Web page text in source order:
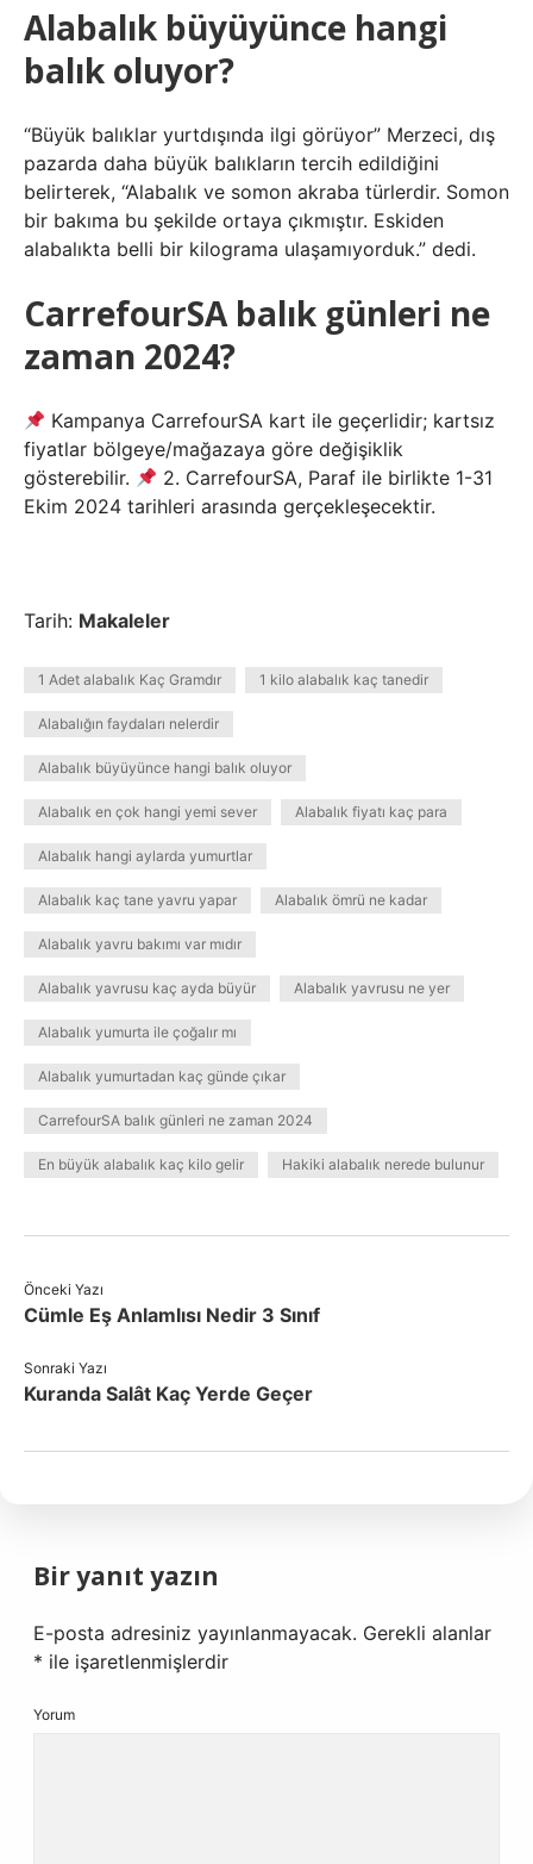
Alabalık büyüyünce hangi
balık oluyor?
“Büyük balıklar yurtdışında ilgi görüyor” Merzeci, dış
pazarda daha büyük balıkların tercih edildiğini
belirterek, “Alabalık ve somon akraba türlerdir. Somon
bir bakıma bu şekilde ortaya çıkmıştır. Eskiden
alabalıkta belli bir kilograma ulaşamıyorduk.” dedi.
CarrefourSA balık günleri ne
zaman 2024?
Kampanya CarrefourSA kart ile geçerlidir; kartsız
fiyatlar bölgeye/mağazaya göre değişiklik
gösterebilir.
2. CarrefourSA, Paraf ile birlikte 1-31
Ekim 2024 tarihleri ​​arasında gerçekleşecektir.
Tarih: Makaleler
1 Adet alabalık Kaç Gramdır 1 kilo alabalık kaç tanedir
Alabalığın faydaları nelerdir
Alabalık büyüyünce hangi balık oluyor
Alabalık en çok hangi yemi sever Alabalık fiyatı kaç para
Alabalık hangi aylarda yumurtlar
Alabalık kaç tane yavru yapar Alabalık ömrü ne kadar
Alabalık yavru bakımı var mıdır
Alabalık yavrusu kaç ayda büyür Alabalık yavrusu ne yer
Alabalık yumurta ile çoğalır mı
Alabalık yumurtadan kaç günde çıkar
CarrefourSA balık günleri ne zaman 2024
En büyük alabalık kaç kilo gelir Hakiki alabalık nerede bulunur
Önceki Yazı
Cümle Eş Anlamlısı Nedir 3 Sınıf
Sonraki Yazı
Kuranda Salât Kaç Yerde Geçer
Bir yanıt yazın
E-posta adresiniz yayınlanmayacak. Gerekli alanlar
* ile işaretlenmişlerdir
Yorum